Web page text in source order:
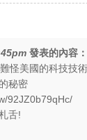
發表的內容：
怪美國的科技技
秘密
92JZ0b79qHc/
舌!